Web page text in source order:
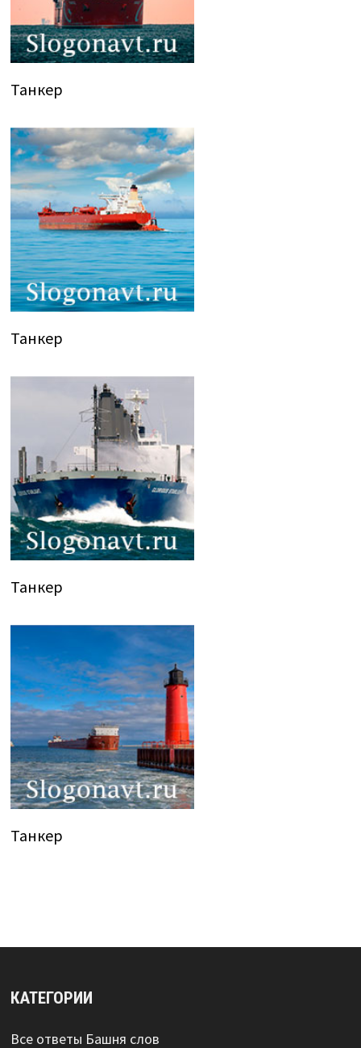
Танкер
Танкер
Танкер
Танкер
КАТЕГОРИИ
Все ответы Башня слов